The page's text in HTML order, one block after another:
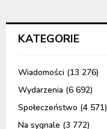
KATEGORIE
Wiadomości (13 276)
Wydarzenia (6 692)
Społeczeństwo (4 571)
Na sygnale (3 772)